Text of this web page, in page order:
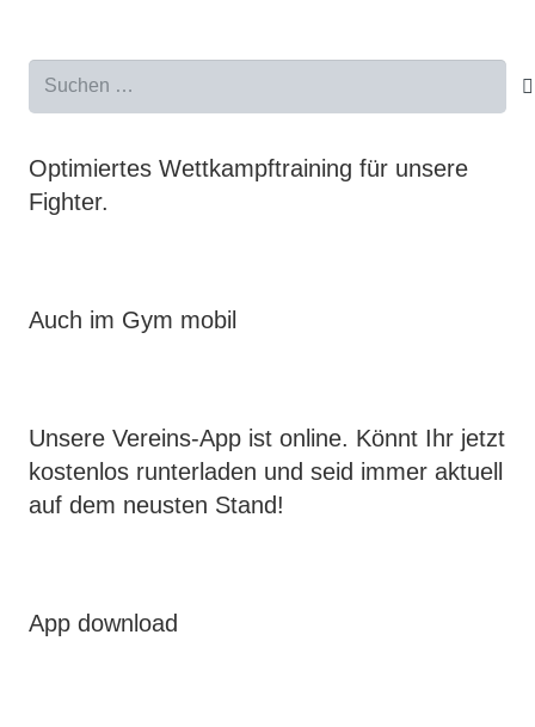
Optimiertes Wettkampftraining für unsere
Fighter.
Auch im Gym mobil
Unsere Vereins-App ist online. Könnt Ihr jetzt
kostenlos runterladen und seid immer aktuell
auf dem neusten Stand!
App download